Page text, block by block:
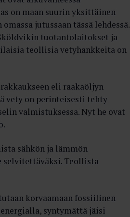
on maan suurin yksittäinen
jutussaan tässä lehdessä.
tuotantolaitokset ja
teollisia vetyhankkeita on
eli raakaöljyn
vety on perinteisesti tehty
valmistuksessa. Nyt he ovat
sähkön ja lämmön
selvitettäväksi. Teollista
korvaamaan fossiilinen
syntymättä jäisi